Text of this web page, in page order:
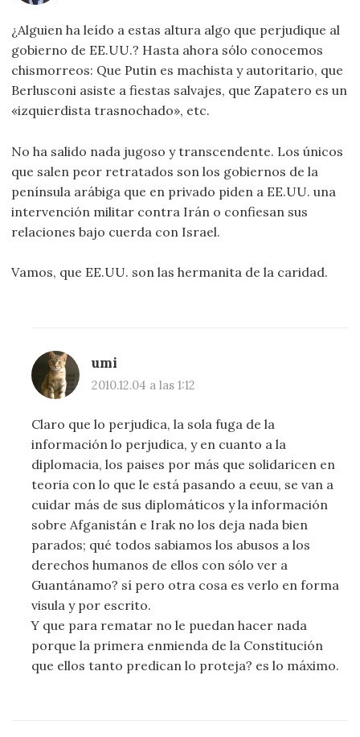
¿Alguien ha leído a estas altura algo que perjudique al
gobierno de EE.UU.? Hasta ahora sólo conocemos
chismorreos: Que Putin es machista y autoritario, que
Berlusconi asiste a fiestas salvajes, que Zapatero es un
«izquierdista trasnochado», etc.
No ha salido nada jugoso y transcendente. Los únicos
que salen peor retratados son los gobiernos de la
península arábiga que en privado piden a EE.UU. una
intervención militar contra Irán o confiesan sus
relaciones bajo cuerda con Israel.
Vamos, que EE.UU. son las hermanita de la caridad.
umi
2010.12.04 a las 1:12
Claro que lo perjudica, la sola fuga de la
información lo perjudica, y en cuanto a la
diplomacia, los paises por más que solidaricen en
teoria con lo que le está pasando a eeuu, se van a
cuidar más de sus diplomáticos y la información
sobre Afganistán e Irak no los deja nada bien
parados; qué todos sabiamos los abusos a los
derechos humanos de ellos con sólo ver a
Guantánamo? sí pero otra cosa es verlo en forma
visula y por escrito.
Y que para rematar no le puedan hacer nada
porque la primera enmienda de la Constitución
que ellos tanto predican lo proteja? es lo máximo.